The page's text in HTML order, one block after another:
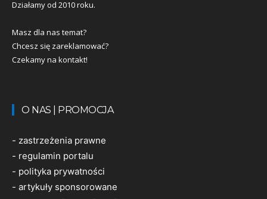
Działamy od 2010 roku.
Masz dla nas temat?
Chcesz się zareklamować?
Czekamy na kontakt!
O NAS | PROMOCJA
- zastrzeżenia prawne
- regulamin portalu
- polityka prywatności
- artykuły sponsorowane